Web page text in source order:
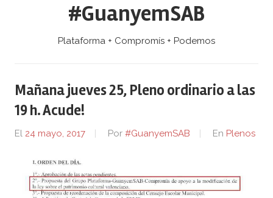
#GuanyemSAB
Plataforma + Compromís + Podemos
Mañana jueves 25, Pleno ordinario a las
19 h. Acude!
El 24 mayo, 2017 Por #GuanyemSAB En Plenos